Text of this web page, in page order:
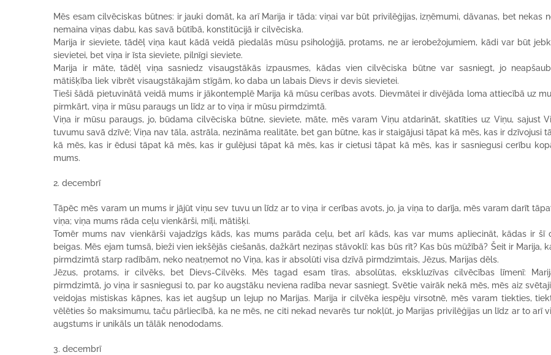
Mēs esam cilvēciskas būtnes: ir jauki domāt, ka arī Marija ir tāda: viņai var būt privilēģijas, izņēmumi, dāvanas, bet nekas
nemaina viņas dabu, kas savā būtībā, konstitūcijā ir cilvēciska.
Marija ir sieviete, tādēļ viņa kaut kādā veidā piedalās mūsu psiholoģijā, protams, ne ar ierobežojumiem, kādi var būt
sievietei, bet viņa ir īsta sieviete, pilnīgi sieviete.
Marija ir māte, tādēļ viņa sasniedz visaugstākās izpausmes, kādas vien cilvēciska būtne var sasniegt, jo
mātišķība liek vibrēt visaugstākajām stīgām, ko daba un labais Dievs ir devis sievietei.
Tieši šādā pietuvinātā veidā mums ir jākontemplē Marija kā mūsu cerības avots. Dievmātei ir divējāda loma attiecībā uz
pirmkārt, viņa ir mūsu paraugs un līdz ar to viņa ir mūsu pirmdzimtā.
Viņa ir mūsu paraugs, jo, būdama cilvēciska būtne, sieviete, māte, mēs varam Viņu atdarināt, skatīties uz Viņu, sajust
tuvumu savā dzīvē; Viņa nav tāla, astrāla, nezināma realitāte, bet gan būtne, kas ir staigājusi tāpat kā mēs, kas ir dzīvojusi
kā mēs, kas ir ēdusi tāpat kā mēs, kas ir gulējusi tāpat kā mēs, kas ir cietusi tāpat kā mēs, kas ir sasniegusi cerību
mums.
2. decembrī
Tāpēc mēs varam un mums ir jājūt viņu sev tuvu un līdz ar to viņa ir cerības avots, jo, ja viņa to darīja, mēs varam darīt
viņa; viņa mums rāda ceļu vienkārši, mīļi, mātišķi.
Tomēr mums nav vienkārši vajadzīgs kāds, kas mums parāda ceļu, bet arī kāds, kas var mums apliecināt, kādas ir šī
beigas. Mēs ejam tumsā, bieži vien iekšējās ciešanās, dažkārt neziņas stāvoklī: kas būs rīt? Kas būs mūžībā? Šeit ir Marija,
pirmdzimtā starp radībām, neko neatņemot no Viņa, kas ir absolūti visa dzīvā pirmdzimtais, Jēzus, Marijas dēls.
Jēzus, protams, ir cilvēks, bet Dievs-Cilvēks. Mēs tagad esam tīras, absolūtas, ekskluzīvas cilvēcības līmenī:
pirmdzimtā, jo viņa ir sasniegusi to, par ko augstāku neviena radība nevar sasniegt. Svētie vairāk nekā mēs, mēs aiz
veidojas mistiskas kāpnes, kas iet augšup un lejup no Marijas. Marija ir cilvēka iespēju virsotnē, mēs varam tiekties,
vēlēties šo maksimumu, taču pārliecībā, ka ne mēs, ne citi nekad nevarēs tur nokļūt, jo Marijas privilēģijas un līdz ar to arī
augstums ir unikāls un tālāk nenododams.
3. decembrī